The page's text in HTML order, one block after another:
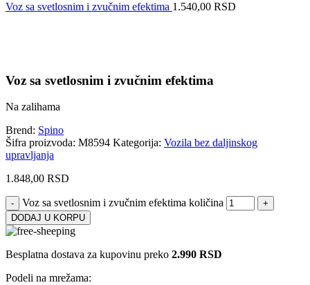
Voz sa svetlosnim i zvučnim efektima 1.540,00 RSD
Voz sa svetlosnim i zvučnim efektima
Na zalihama
Brend: Spino
Šifra proizvoda: M8594 Kategorija: Vozila bez daljinskog
upravljanja
1.848,00 RSD
Voz sa svetlosnim i zvučnim efektima količina
DODAJ U KORPU
Besplatna dostava za kupovinu preko 2.990 RSD
Podeli na mrežama: